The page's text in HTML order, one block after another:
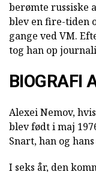
berømte russiske
blev en fire-tiden
gange ved VM.
tog han op
BIOGRAFI
Alexei Nemov,
blev født i maj
Snart, han og
I seks år, den